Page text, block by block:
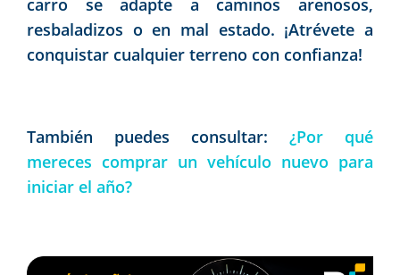
carro se adapte a caminos arenosos,
resbaladizos o en mal estado. ¡Atrévete a
conquistar cualquier terreno con confianza!
También puedes consultar: ¿Por qué
mereces comprar un vehículo nuevo para
iniciar el año?